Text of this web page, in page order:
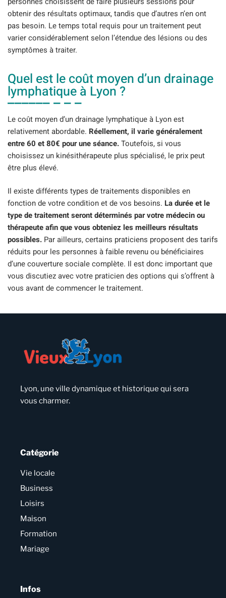
obtenir des résultats optimaux, tandis que d’autres n’en ont
pas besoin. Le temps total requis pour un traitement peut
varier considérablement selon l’étendue des lésions ou des
symptômes à traiter.
Quel est le coût moyen d’un drainage
lymphatique à Lyon ?
Le coût moyen d’un drainage lymphatique à Lyon est
relativement abordable. Réellement, il varie généralement
entre 60 et 80€ pour une séance.Toutefois, si vous
choisissez un kinésithérapeute plus spécialisé, le prix peut
être plus élevé.
Il existe différents types de traitements disponibles en
fonction de votre condition et de vos besoins. La durée et le
type de traitement seront déterminés par votre médecin ou
thérapeute afin que vous obteniez les meilleurs résultats
possibles. Par ailleurs, certains praticiens proposent des tarifs
réduits pour les personnes à faible revenu ou bénéficiaires
d’une couverture sociale complète. Il est donc important que
vous discutiez avec votre praticien des options qui s’offrent à
vous avant de commencer le traitement.
Lyon, une ville dynamique et historique qui sera
vous charmer.
Catégorie
Vie locale
Business
Loisirs
Maison
Formation
Mariage
Infos